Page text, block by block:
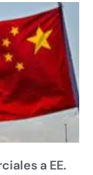
a EE.